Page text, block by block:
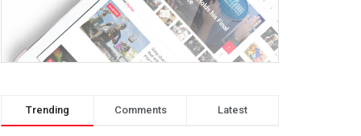
Trending Comments Latest